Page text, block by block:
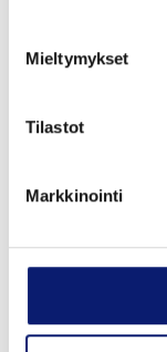
Mieltymykset
Tilastot
Markkinointi
VOLVO